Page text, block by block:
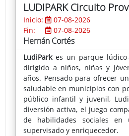
LUDIPARK Circuito
Inicio:
07-08-2026
Fin:
07-08-2026
Hernán Cortés
LudiParkes un parque
dirigido a niños, niñas y
años. Pensado para ofrecer
saludable en municipios con
público infantil y juvenil,
diversión activa, el juego
de habilidades sociales en
supervisado y enriquecedor.